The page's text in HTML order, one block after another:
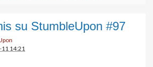
su StumbleUpon #97
14:21